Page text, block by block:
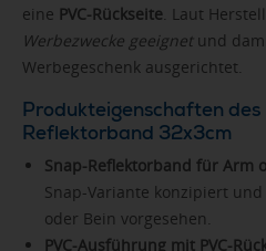
eine PVC-Rückseite. Laut
Werbezwecke geeignet und
Werbegeschenk ausgerichtet.
Produkteigenschaften des
Reflektorband 32x3cm
Snap-Reflektorband für Arm
Snap-Variante konzipiert
oder Bein vorgesehen.
PVC-Ausführung mit PVC-